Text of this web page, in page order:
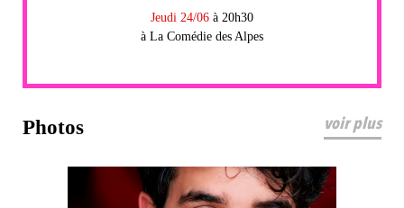
Jeudi 24/06 à 20h30
à La Comédie des Alpes
Photos voir plus